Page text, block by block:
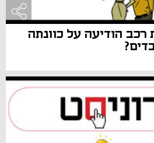
רכב הודיעה על כוונתה